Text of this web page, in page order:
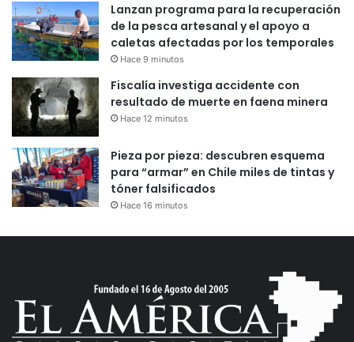
Lanzan programa para la recuperación
de la pesca artesanal y el apoyo a
caletas afectadas por los temporales
Hace 9 minutos
Fiscalía investiga accidente con
resultado de muerte en faena minera
Hace 12 minutos
Pieza por pieza: descubren esquema
para “armar” en Chile miles de tintas y
tóner falsificados
Hace 16 minutos